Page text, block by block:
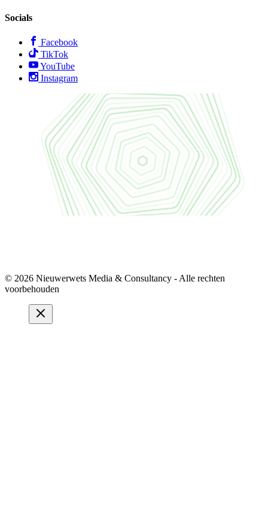
Socials
Facebook
TikTok
YouTube
Instagram
© 2026 Nieuwerwets Media & Consultancy - Alle rechten
voorbehouden